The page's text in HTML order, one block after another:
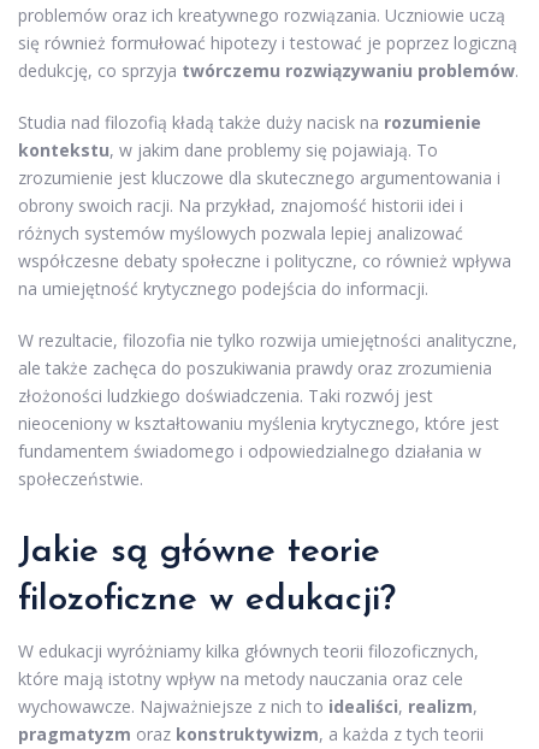
problemów oraz ich kreatywnego rozwiązania. Uczniowie uczą
się również formułować hipotezy i testować je poprzez logiczną
dedukcję, co sprzyja twórczemu rozwiązywaniu problemów.
Studia nad filozofią kładą także duży nacisk na rozumienie
kontekstu, w jakim dane problemy się pojawiają. To
zrozumienie jest kluczowe dla skutecznego argumentowania i
obrony swoich racji. Na przykład, znajomość historii idei i
różnych systemów myślowych pozwala lepiej analizować
współczesne debaty społeczne i polityczne, co również wpływa
na umiejętność krytycznego podejścia do informacji.
W rezultacie, filozofia nie tylko rozwija umiejętności analityczne,
ale także zachęca do poszukiwania prawdy oraz zrozumienia
złożoności ludzkiego doświadczenia. Taki rozwój jest
nieoceniony w kształtowaniu myślenia krytycznego, które jest
fundamentem świadomego i odpowiedzialnego działania w
społeczeństwie.
Jakie są główne teorie
filozoficzne w edukacji?
W edukacji wyróżniamy kilka głównych teorii filozoficznych,
które mają istotny wpływ na metody nauczania oraz cele
wychowawcze. Najważniejsze z nich to idealiści, realizm,
pragmatyzm oraz konstruktywizm, a każda z tych teorii